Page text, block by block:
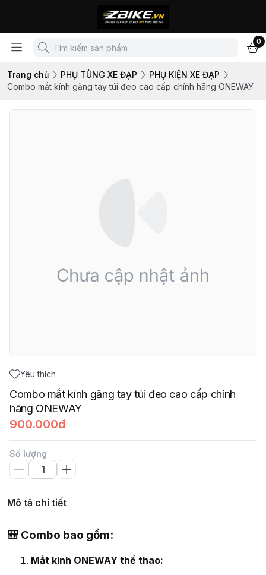
0
Trang chủ PHỤ TÙNG XE ĐẠP
PHỤ KIỆN XE ĐẠP
Combo mắt kính găng tay túi đeo cao cấp chính hãng ONEWAY
Yêu thích
Combo mắt kính găng tay túi đeo cao cấp chính
hãng ONEWAY
900.000đ
Số lượng
Mô tả chi tiết
🎒 Combo bao gồm:
Mắt kính ONEWAY thể thao: